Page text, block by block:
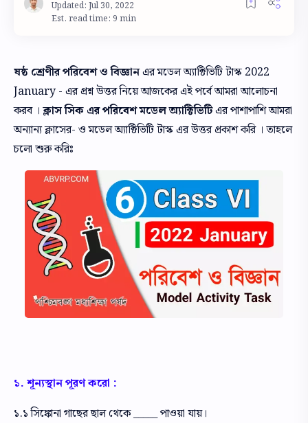
Est. read time: 9 min
ষষ্ঠ শ্রেণীর পরিবেশ ও বিজ্ঞানএর মডেল অ্যাক্টিভিটি টাস্ক 2022
January - এর প্রশ্ন উত্তর নিয়ে আজকের এই পর্বে আমরা আলোচনা
করব । ক্লাস সিক এর পরিবেশ মডেল অ্যাক্টিভিটিএর পাশাপাশি আমরা
অন্যান্য ক্লাসের- ও মডেল অ্যাক্টিভিটি টাস্ক এর উত্তর প্রকাশ করি । তাহলে
চলো শুরু করিঃ
১. শূন্যস্থান পূরণ করো :
১.১ সিঙ্কোনা গাছের ছাল থেকে _____ পাওয়া যায়।